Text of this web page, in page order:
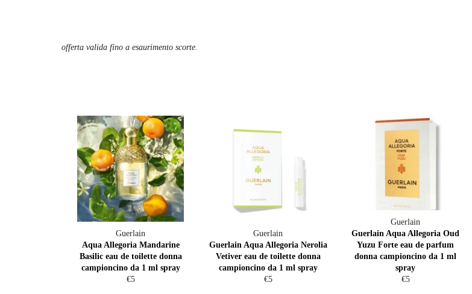
offerta valida fino a esaurimento scorte.
Guerlain
Aqua Allegoria Mandarine
Basilic eau de toilette donna
campioncino da 1 ml spray
Prezzo
€5
Guerlain
Guerlain Aqua Allegoria Nerolia
Vetiver eau de toilette donna
campioncino da 1 ml spray
Prezzo
€5
Guerlain
Guerlain Aqua Allegoria Oud
Yuzu Forte eau de parfum
donna campioncino da 1 ml
spray
Prezzo
€5